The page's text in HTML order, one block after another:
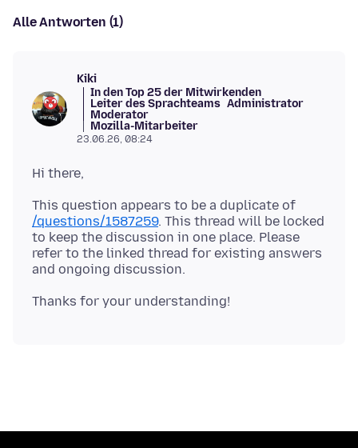
Alle Antworten (1)
Kiki
In den Top 25 der Mitwirkenden
Leiter des Sprachteams Administrator
Moderator
Mozilla-Mitarbeiter
23.06.26, 08:24
This question appears to be a duplicate of
/questions/1587259. This thread will be locked
to keep the discussion in one place. Please
refer to the linked thread for existing answers